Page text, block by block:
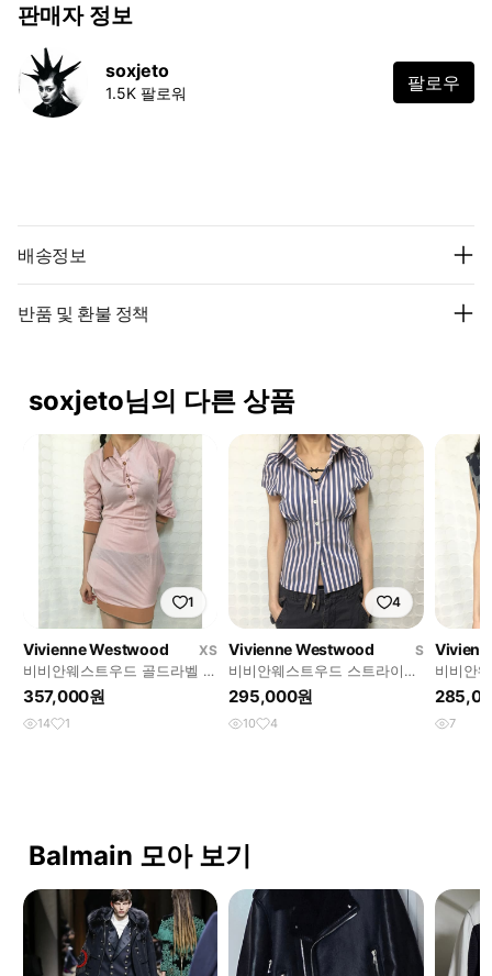
판매자 정보
soxjeto
1.5K 팔로워 팔로우
배송정보
반품 및 환불 정책
soxjeto님의 다른 상품
1
Vivienne Westwood
XS
비비안웨스트우드 골드라벨 드
레이핑 저지 원피스
357,000원
14 1
4
Vivienne Westwood
S
비비안웨스트우드 스트라이프
셔링 퍼프 반팔 셔츠
295,000원
10 4
비비안
리브리
7
Balmain 모아 보기